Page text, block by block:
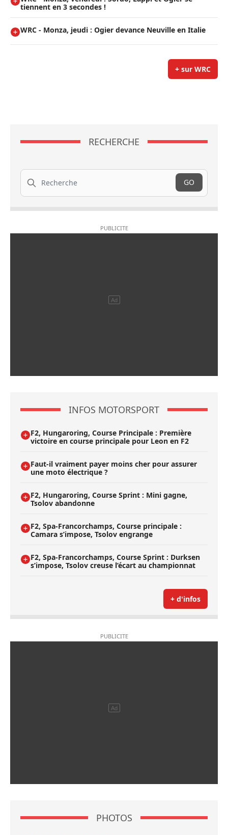
tiennent en 3 secondes !
WRC - Monza, jeudi : Ogier devance Neuville en Italie
+ sur WRC
RECHERCHE
Recherche
GO
INFOS MOTORSPORT
F2, Hungaroring, Course Principale : Première
victoire en course principale pour Leon en F2
Faut-il vraiment payer moins cher pour assurer
une moto électrique ?
F2, Hungaroring, Course Sprint : Mini gagne,
Tsolov abandonne
F2, Spa-Francorchamps, Course principale :
Camara s’impose, Tsolov engrange
F2, Spa-Francorchamps, Course Sprint : Durksen
s’impose, Tsolov creuse l’écart au championnat
+ d'infos
PHOTOS